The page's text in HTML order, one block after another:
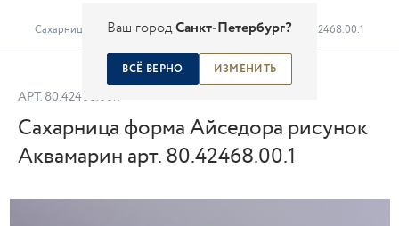
Ваш городСанкт-Петербург?
ВСЁ ВЕРНО ИЗМЕНИТЬ
Сахарница форма Айседора рисунок Аквамарин арт. 80.42468.00.1
АРТ. 80.42468.00.1
Сахарница форма Айседора рисунок
Аквамарин арт. 80.42468.00.1